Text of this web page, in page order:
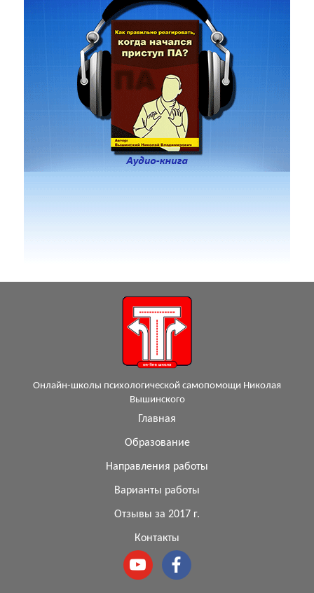
Онлайн-школы психологической самопомощи Николая
Вышинского
Главная
Образование
Направления работы
Варианты работы
Отзывы за 2017 г.
Контакты